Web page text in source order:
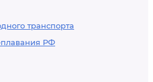
транспорта
РФ